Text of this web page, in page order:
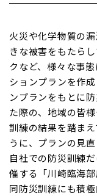
火災や化学物質の
きな被害をもたら
クなど、様々な事
ションプランを作
ンプランをもとに
た際の、地域の皆
訓練の結果を踏ま
うに、プランの見直
自社での防災訓練
催する「川崎臨海
同防災訓練にも積